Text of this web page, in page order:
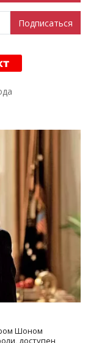
Шоном
доступен